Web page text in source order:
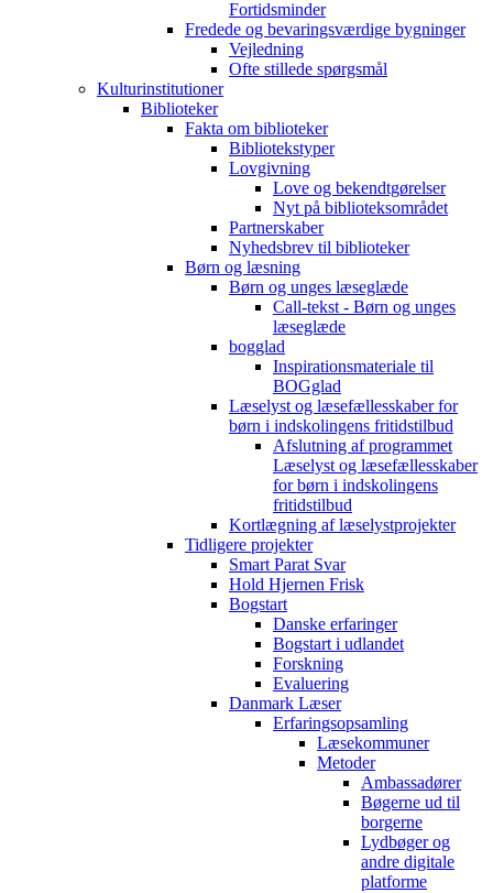
Fortidsminder
Fredede og bevaringsværdige bygninger
Vejledning
Ofte stillede spørgsmål
Kulturinstitutioner
Biblioteker
Fakta om biblioteker
Bibliotekstyper
Lovgivning
Love og bekendtgørelser
Nyt på biblioteksområdet
Partnerskaber
Nyhedsbrev til biblioteker
Børn og læsning
Børn og unges læseglæde
Call-tekst - Børn og unges
læseglæde
bogglad
Inspirationsmateriale til
BOGglad
Læselyst og læsefællesskaber for
børn i indskolingens fritidstilbud
Afslutning af programmet
Læselyst og læsefællesskaber
for børn i indskolingens
fritidstilbud
Kortlægning af læselystprojekter
Tidligere projekter
Smart Parat Svar
Hold Hjernen Frisk
Bogstart
Danske erfaringer
Bogstart i udlandet
Forskning
Evaluering
Danmark Læser
Erfaringsopsamling
Læsekommuner
Metoder
Ambassadører
Bøgerne ud til
borgerne
Lydbøger og
andre digitale
platforme